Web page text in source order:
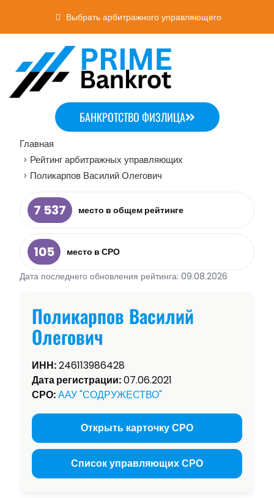
Выбрать арбитражного управляющего
БАНКРОТСТВО ФИЗЛИЦА
Главная
> Рейтинг арбитражных управляющих
> Поликарпов Василий Олегович
7 537 место в общем рейтинге
105
место в СРО
Дата последнего обновления рейтинга: 09.08.2026
Поликарпов Василий
Олегович
ИНН:246113986428
Дата регистрации:07.06.2021
СРО:ААУ "СОДРУЖЕСТВО"
Открыть карточку СРО
Список управляющих СРО